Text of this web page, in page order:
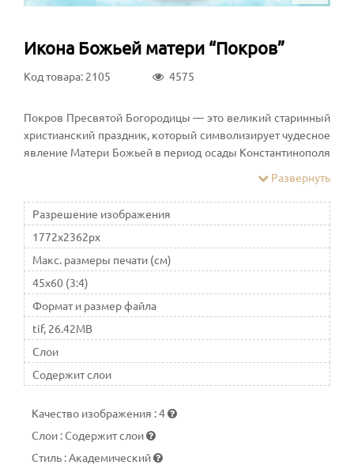
Икона Божьей матери “Покров”
Код товара: 2105 4575
Покров Пресвятой Богородицы — это великий старинный
христианский праздник, который символизирует чудесное
явление Матери Божьей в период осады Константинополя
Развернуть
Разрешение изображения
1772x2362px
Макс. размеры печати (см)
45x60 (3:4)
Формат и размер файла
tif, 26.42MB
Слои
Содержит слои
Качество изображения :4
Слои :Содержит слои
Стиль :Академический